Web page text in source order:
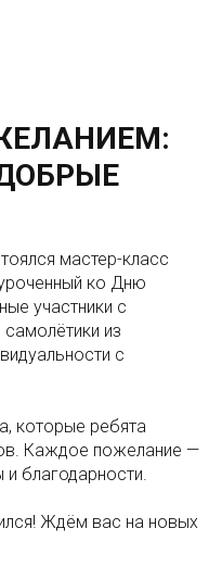
мастер-класс
ко Дню
участники с
из
с
которые ребята
Каждое пожелание —
благодарности.
Ждём вас на новых